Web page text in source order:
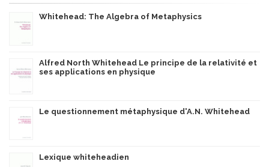
Whitehead: The Algebra of Metaphysics
Alfred North Whitehead Le principe de la relativité et
ses applications en physique
Le questionnement métaphysique d'A.N. Whitehead
Lexique whiteheadien